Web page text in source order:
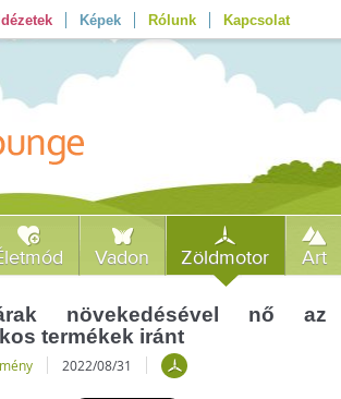
Idézetek Képek Rólunk Kapcsolat
Vadon Zöldmotor Art
növekedésével nő
termékek iránt
2022/08/31